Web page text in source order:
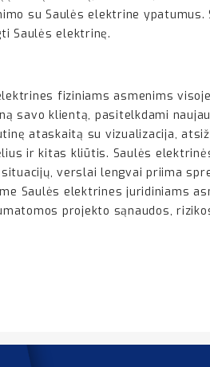
su Saulės elektrine
Saulės elektrinę.
fiziniams asmenims
savo klientą, pasitelkdami
ataskaitą su vizualizacija,
ir kitas kliūtis. Saulės
verslai lengvai priima
Saulės elektrines juridiniams
projekto sąnaudos,